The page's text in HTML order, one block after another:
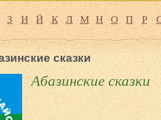
З И Й К Л М Н О П Р
сказки
Абазинские сказки